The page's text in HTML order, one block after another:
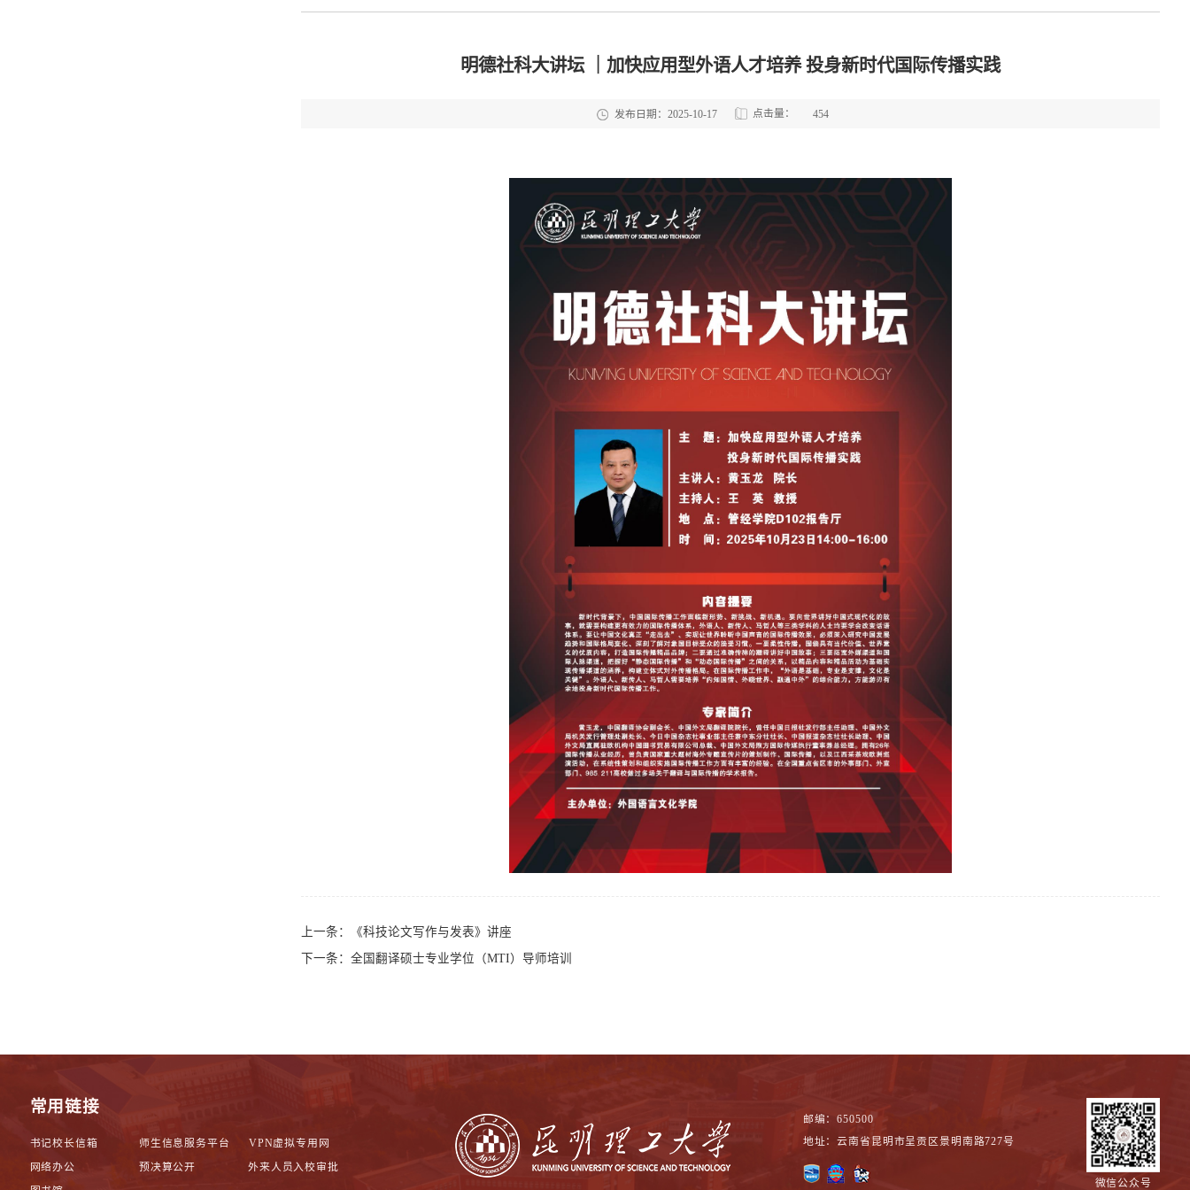
明德社科大讲坛 ｜加快应用型外语人才培养 投身新时代国际传播实践
发布日期：2025-10-17 点击量： 454
上一条：
《科技论文写作与发表》讲座
下一条： 全国翻译硕士专业学位（MTI）导师培训
常用链接
书记校长信箱 师生信息服务平台
VPN虚拟专用网
网络办公
预决算公开
外来人员入校审批
邮编：650500
地址：云南省昆明市呈贡区景明南路727号
微信公众号